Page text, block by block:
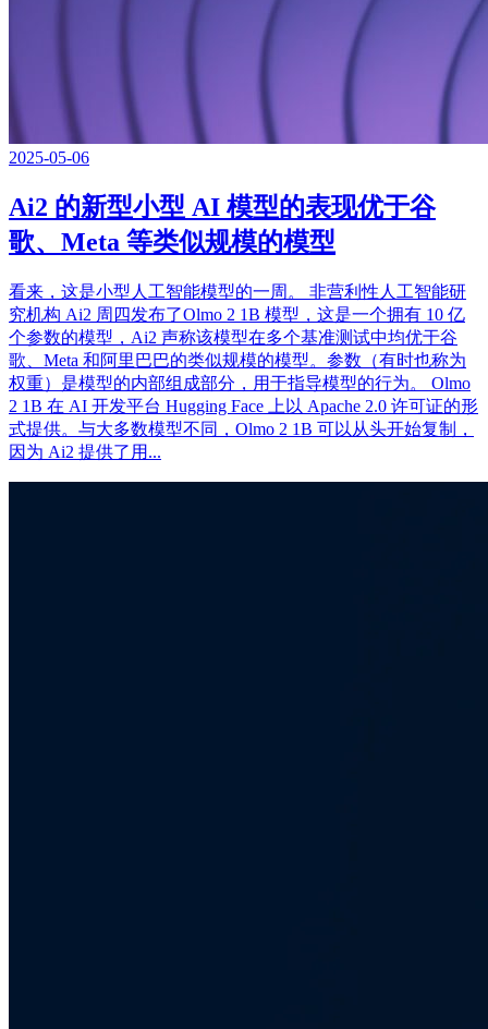
2025-05-06
Ai2 的新型小型 AI 模型的表现优于谷
歌、Meta 等类似规模的模型
看来，这是小型人工智能模型的一周。 非营利性人工智能研
究机构 Ai2 周四发布了Olmo 2 1B 模型，这是一个拥有 10 亿
个参数的模型，Ai2 声称该模型在多个基准测试中均优于谷
歌、Meta 和阿里巴巴的类似规模的模型。参数（有时也称为
权重）是模型的内部组成部分，用于指导模型的行为。 Olmo
2 1B 在 AI 开发平台 Hugging Face 上以 Apache 2.0 许可证的形
式提供。与大多数模型不同，Olmo 2 1B 可以从头开始复制，
因为 Ai2 提供了用...